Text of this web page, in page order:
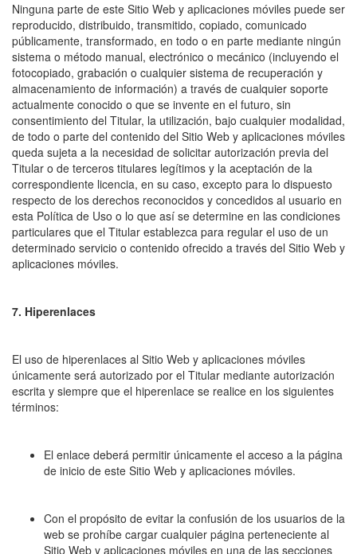
Ninguna parte de este Sitio Web y aplicaciones móviles puede ser
reproducido, distribuido, transmitido, copiado, comunicado
públicamente, transformado, en todo o en parte mediante ningún
sistema o método manual, electrónico o mecánico (incluyendo el
fotocopiado, grabación o cualquier sistema de recuperación y
almacenamiento de información) a través de cualquier soporte
actualmente conocido o que se invente en el futuro, sin
consentimiento del Titular, la utilización, bajo cualquier modalidad,
de todo o parte del contenido del Sitio Web y aplicaciones móviles
queda sujeta a la necesidad de solicitar autorización previa del
Titular o de terceros titulares legítimos y la aceptación de la
correspondiente licencia, en su caso, excepto para lo dispuesto
respecto de los derechos reconocidos y concedidos al usuario en
esta Política de Uso o lo que así se determine en las condiciones
particulares que el Titular establezca para regular el uso de un
determinado servicio o contenido ofrecido a través del Sitio Web y
aplicaciones móviles.
7. Hiperenlaces
El uso de hiperenlaces al Sitio Web y aplicaciones móviles
únicamente será autorizado por el Titular mediante autorización
escrita y siempre que el hiperenlace se realice en los siguientes
términos:
El enlace deberá permitir únicamente el acceso a la página
de inicio de este Sitio Web y aplicaciones móviles.
Con el propósito de evitar la confusión de los usuarios de la
web se prohíbe cargar cualquier página perteneciente al
Sitio Web y aplicaciones móviles en una de las secciones